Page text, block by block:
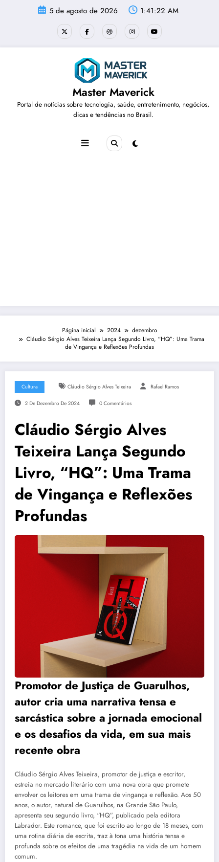
5 de agosto de 2026 1:41:23 AM
Master Maverick
Portal de notícias sobre tecnologia, saúde, entretenimento, negócios,
dicas e tendências no Brasil.
Página inicial 2024
dezembro
Cláudio Sérgio Alves Teixeira Lança Segundo Livro, “HQ”: Uma Trama
de Vingança e Reflexões Profundas
Cultura Cláudio Sérgio Alves Teixeira Rafael Ramos
2 De Dezembro De 2024 0 Comentários
Cláudio Sérgio Alves
Teixeira Lança Segundo
Livro, “HQ”: Uma Trama
de Vingança e Reflexões
Profundas
Promotor de Justiça de Guarulhos,
autor cria uma narrativa tensa e
sarcástica sobre a jornada emocional
e os desafios da vida, em sua mais
recente obra
Cláudio Sérgio Alves Teixeira, promotor de justiça e escritor,
estreia no mercado literário com uma nova obra que promete
envolver os leitores em uma trama de vingança e reflexão. Aos 50
anos, o autor, natural de Guarulhos, na Grande São Paulo,
apresenta seu segundo livro, “HQ”, publicado pela editora
Labrador. Este romance, que foi escrito ao longo de 18 meses, com
uma rotina diária de escrita, traz à tona uma história tensa e
profunda sobre os efeitos de uma tragédia na vida de um homem
comum.